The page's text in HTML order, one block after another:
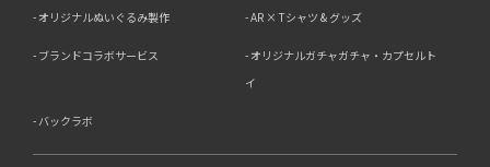
は、適切なサービスが提供できない場合がありますので予
8．Cookie（クッキー）等の利用について
当社のウェブサイトでは、お客様に適したサービスや情
報、広告等を提供する目的のため、Cookie（クッキー）
オリジナルぬいぐるみ製作 AR × Tシャツ & グッズ
ブランドコラボサービス
オリジナルガチャガチャ・カプセルト
イ
バックラボ